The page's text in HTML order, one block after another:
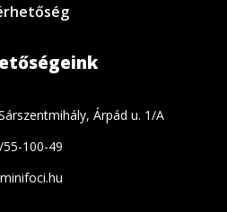
Árpád u. 1/A
100-49